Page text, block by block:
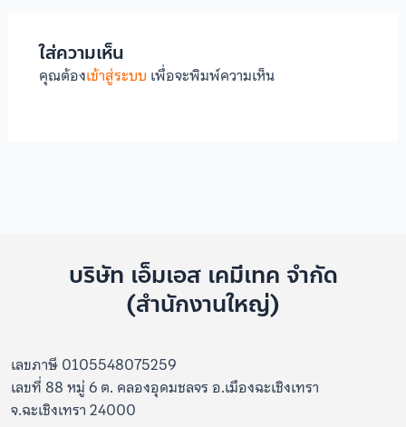
ใส่ความเห็น
คุณต้องเข้าสู่ระบบ เพื่อจะพิมพ์ความเห็น
บริษัท เอ็มเอส เคมีเทค จำกัด
(สำนักงานใหญ่)
เลขภาษี 0105548075259
เลขที่ 88 หมู่ 6 ต. คลองอุดมชลจร อ.เมืองฉะเชิงเทรา
จ.ฉะเชิงเทรา 24000